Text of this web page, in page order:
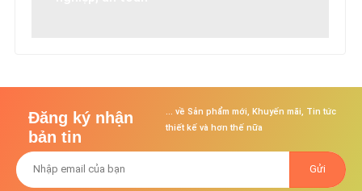
Đăng ký nhận
bản tin
... về Sản phẩm mới, Khuyến mãi, Tin tức
thiết kế và hơn thế nữa